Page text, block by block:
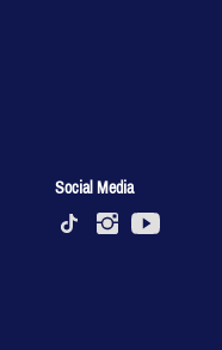
Social Media